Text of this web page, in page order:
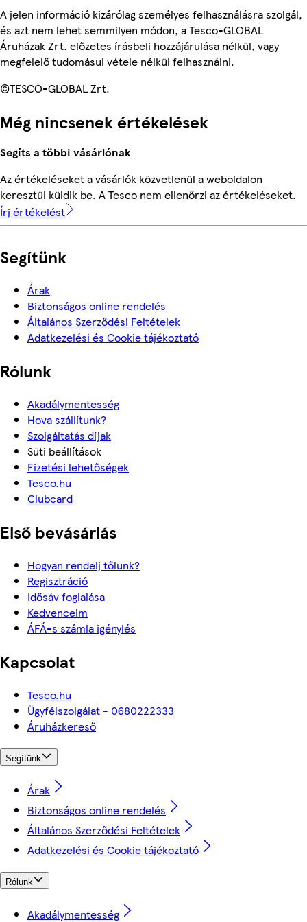
A jelen információ kizárólag személyes felhasználásra szolgál,
és azt nem lehet semmilyen módon, a Tesco-GLOBAL
Áruházak Zrt. előzetes írásbeli hozzájárulása nélkül, vagy
megfelelő tudomásul vétele nélkül felhasználni.
©TESCO-GLOBAL Zrt.
Még nincsenek értékelések
Segíts a többi vásárlónak
Az értékeléseket a vásárlók közvetlenül a weboldalon
keresztül küldik be. A Tesco nem ellenőrzi az értékeléseket.
Írj értékelést
Segítünk
Árak
Biztonságos online rendelés
Általános Szerződési Feltételek
Adatkezelési és Cookie tájékoztató
Rólunk
Akadálymentesség
Hova szállítunk?
Szolgáltatás díjak
Süti beállítások
Fizetési lehetőségek
Tesco.hu
Clubcard
Első bevásárlás
Hogyan rendelj tőlünk?
Regisztráció
Idősáv foglalása
Kedvenceim
ÁFÁ-s számla igénylés
Kapcsolat
Tesco.hu
Ügyfélszolgálat - 0680222333
Áruházkereső
Segítünk
Árak
Biztonságos online rendelés
Általános Szerződési Feltételek
Adatkezelési és Cookie tájékoztató
Rólunk
Akadálymentesség